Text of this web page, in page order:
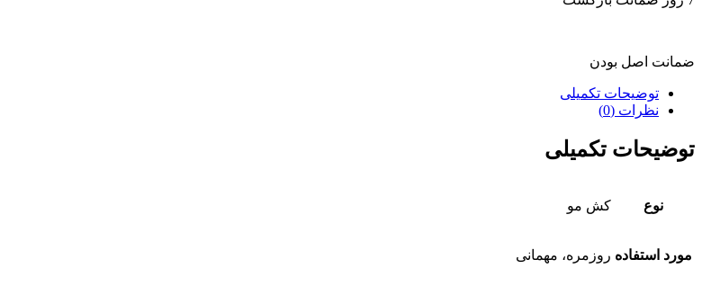
ضمانت اصل بودن
توضیحات تکمیلی
نظرات (0)
توضیحات تکمیلی
نوع کش مو
مورد استفاده روزمره، مهمانی